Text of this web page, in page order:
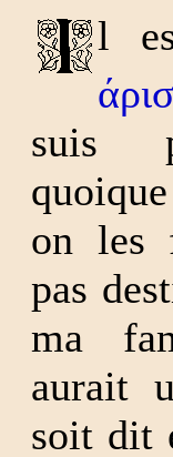
l
suis
on les
pas
ma
aurait
soit dit